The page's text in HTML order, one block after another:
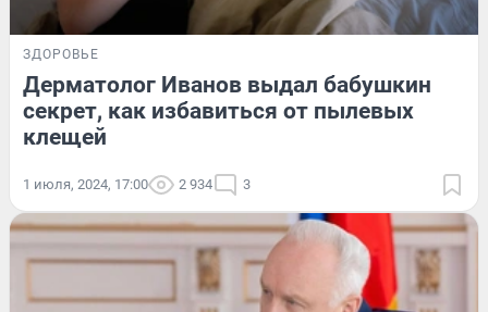
ЗДОРОВЬЕ
Дерматолог Иванов выдал бабушкин
секрет, как избавиться от пылевых
клещей
1 июля, 2024, 17:00 2 934 3